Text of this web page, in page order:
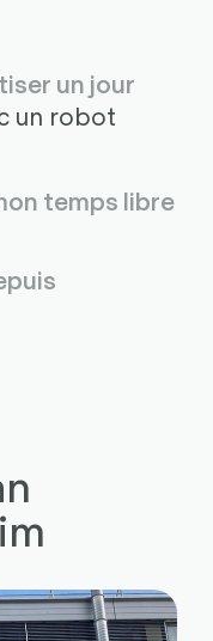
un jour
un robot
temps libre